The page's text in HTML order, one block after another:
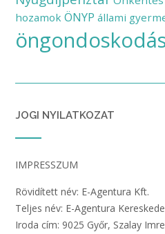
hozamok ÖNYP állami
JOGI NYILATKOZAT
IMPRESSZUM
Rövidített név: E-Agentura Kft.
Teljes név: E-Agentura
Iroda cím: 9025 Győr, Szalay